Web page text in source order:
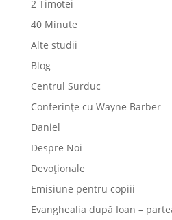
2 Timotei
40 Minute
Alte studii
Blog
Centrul Surduc
Conferințe cu Wayne Barber
Daniel
Despre Noi
Devoționale
Emisiune pentru copiii
Evanghealia după Ioan –